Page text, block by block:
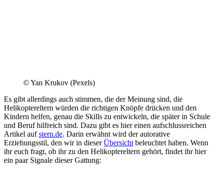
© Yan Krukov (Pexels)
Es gibt allerdings auch stimmen, die der Meinung sind, die
Helikoptereltern würden die richtigen Knöpfe drücken und den
Kindern helfen, genau die Skills zu entwickeln, die später in Schule
und Beruf hilfreich sind. Dazu gibt es hier einen aufschlussreichen
Artikel aufstern.de. Darin erwähnt wird der autorative
Erziehungsstil, den wir in dieserÜbersichtbeleuchtet haben. Wenn
ihr euch fragt, ob ihr zu den Helikoptereltern gehört, findet ihr hier
ein paar Signale dieser Gattung: